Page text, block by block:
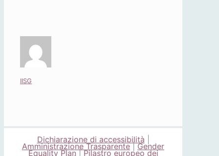
IISG
Dichiarazione di accessibilità
Amministrazione Trasparente|Gender
Equality Plan|Pilastro europeo dei